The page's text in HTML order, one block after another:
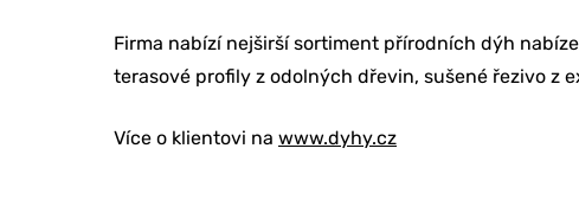
PORADENSTVÍ
REFERENCE
Firma nabízí nejširší sortiment přírodních dýh
terasové profily z odolných dřevin, sušené řezivo z
Více o klientovi na www.dyhy.cz